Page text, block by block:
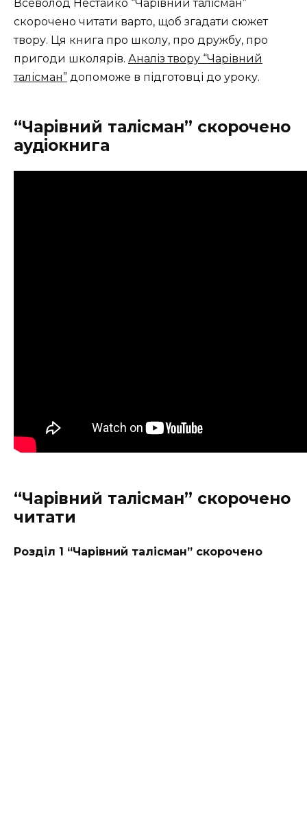
Всеволод Нестайко “Чарівний талісман”
скорочено читати варто, щоб згадати сюжет
твору. Ця книга про школу, про дружбу, про
пригоди школярів. Аналіз твору “Чарівний
талісман” допоможе в підготовці до уроку.
“Чарівний талісман” скорочено
аудіокнига
“Чарівний талісман” скорочено
читати
Розділ 1 “Чарівний талісман” скорочено